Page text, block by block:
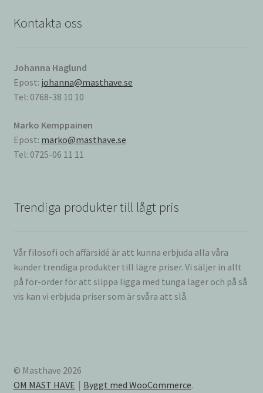
Kontakta oss
Johanna Haglund
Epost: johanna@masthave.se
Tel: 0768-38 10 10
Marko Kemppainen
Epost: marko@masthave.se
Tel: 0725-06 11 11
Trendiga produkter till lågt pris
Vår filosofi och affärsidé är att kunna erbjuda alla våra
kunder trendiga produkter till lägre priser. Vi säljer in allt
på för-order för att slippa ligga med tunga lager och på så
vis kan vi erbjuda priser som är svåra att slå.
© Masthave 2026
OM MAST HAVE
Byggt med WooCommerce.